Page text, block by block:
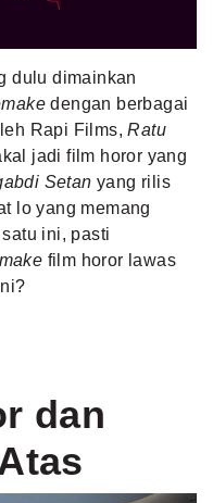
dulu dimainkan
dengan berbagai
Rapi Films,Ratu
jadi film horor yang
Setan yang rilis
lo yang memang
ini, pasti
film horor lawas
dan